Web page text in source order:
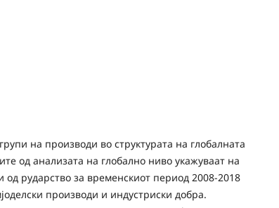
на производи во структурата на глобалната
од анализата на глобално ниво укажуваат на
рударство за временскиот период 2008-2018
производи и индустриски добра.